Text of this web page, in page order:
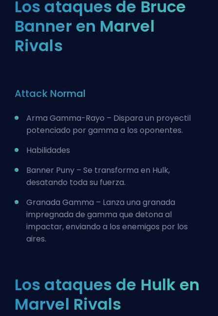
Los ataques de Bruce
Banner en Marvel
Rivals
Attack Normal
Arma Gamma-Rayo – Dispara un proyectil
potenciado por gamma a los oponentes.
Habilidades
Banner Puny – Se transforma en Hulk,
desatando toda su fuerza.
Granada Gamma – Lanza una granada
impregnada de gamma que detona al
impactar, enviando a los enemigos por los
aires.
Los ataques de Hulk en
Marvel Rivals